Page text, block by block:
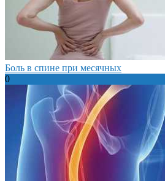
Боль в спине при месячных
0